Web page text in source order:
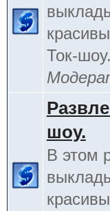
Ток-шоу.
шоу.
В этом